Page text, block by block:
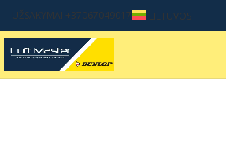
UŽSAKYMAI +37067049017 LIETUVOS